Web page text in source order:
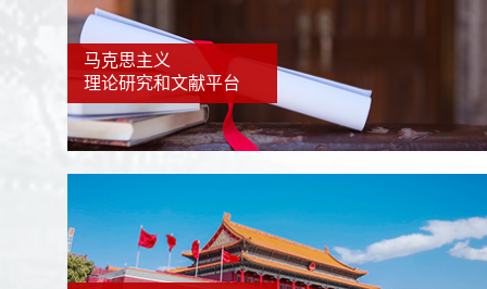
马克思主义
理论研究和文献平台